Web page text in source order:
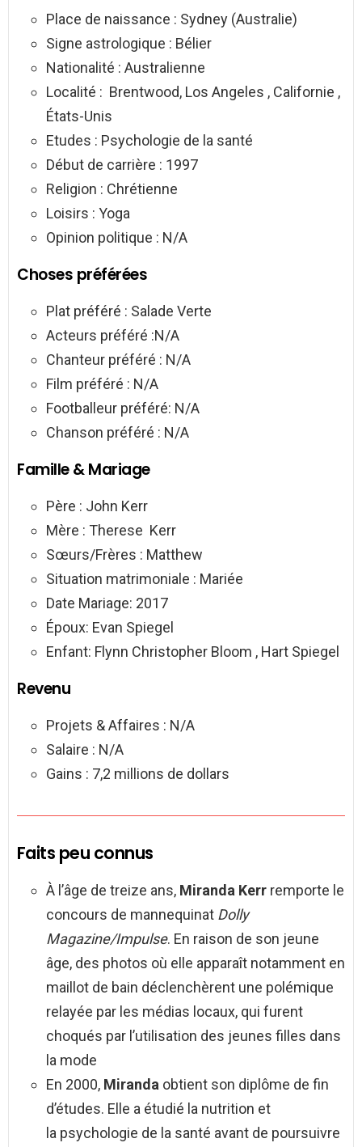
Place de naissance : Sydney (Australie)
Signe astrologique : Bélier
Nationalité : Australienne
Localité : Brentwood, Los Angeles , Californie ,
États-Unis
Etudes : Psychologie de la santé
Début de carrière : 1997
Religion : Chrétienne
Loisirs : Yoga
Opinion politique : N/A
Choses préférées
Plat préféré : Salade Verte
Acteurs préféré :N/A
Chanteur préféré : N/A
Film préféré : N/A
Footballeur préféré: N/A
Chanson préféré : N/A
Famille & Mariage
Père : John Kerr
Mère : Therese Kerr
Sœurs/Frères : Matthew
Situation matrimoniale : Mariée
Date Mariage: 2017
Époux: Evan Spiegel
Enfant: Flynn Christopher Bloom , Hart Spiegel
Revenu
Projets & Affaires : N/A
Salaire : N/A
Gains : 7,2 millions de dollars
Faits peu connus
À l’âge de treize ans, Miranda Kerr remporte le
concours de mannequinat Dolly
Magazine/Impulse. En raison de son jeune
âge, des photos où elle apparaît notamment en
maillot de bain déclenchèrent une polémique
relayée par les médias locaux, qui furent
choqués par l’utilisation des jeunes filles dans
la mode
En 2000, Miranda obtient son diplôme de fin
d’études. Elle a étudié la nutrition et
la psychologie de la santé avant de poursuivre